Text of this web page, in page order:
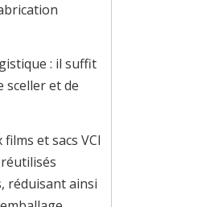
: il suffit
sceller et de
et sacs VCI
réduisant ainsi